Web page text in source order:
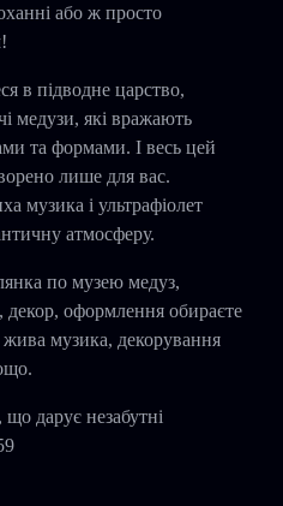
або ж просто
в підводне царство,
медузи, які вражають
та формами. І весь цей
лише для вас.
музика і ультрафіолет
атмосферу.
по музею медуз,
оформлення обираєте
музика, декорування
дарує незабутні